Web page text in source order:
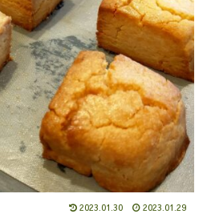
2023.01.30 2023.01.29